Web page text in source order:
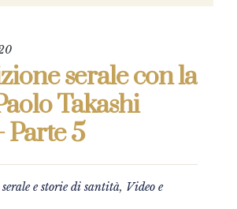
serale con la
Takashi
Parte 5
e storie di santità, Video e